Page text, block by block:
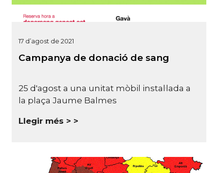
17 d’agost de 2021
Campanya de donació de sang
25 d'agost a una unitat mòbil instal·lada a
la plaça Jaume Balmes
Llegir més >